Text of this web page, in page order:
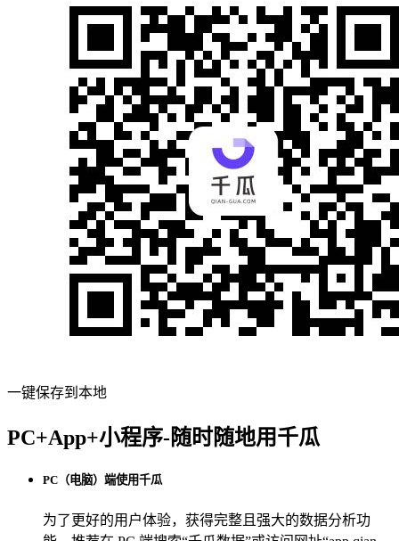
一键保存到本地
PC+App+小程序-随时随地用千瓜
PC（电脑）端使用千瓜
为了更好的用户体验，获得完整且强大的数据分析功